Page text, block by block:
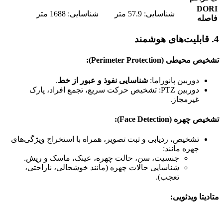
DORI
فاصله
شناسایی: 57.9 متر شناسایی: 1688 متر
4. قابلیت‌های هوشمند
تشخیص محیطی (Perimeter Protection):
دوربین پانوراما: شناسایی نفوذ و عبور از خط.
دوربین PTZ: تشخیص حرکت سریع، تجمع افراد، پارک
غیرمجاز.
تشخیص چهره (Face Detection):
تشخیص، ردیابی و ثبت تصویر، همراه با استخراج ویژگی‌های
چهره مانند:
جنسیت، سن، حالت چهره، عینک، ماسک و ریش.
شناسایی حالات چهره (مانند خوشحالی، ناراحتی،
تعجب).
متادیتا ویدئویی: